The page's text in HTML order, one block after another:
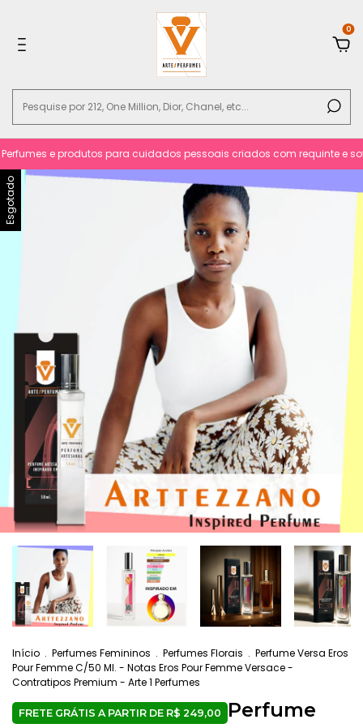
0
e produtos para cuidados pessoais criados com requinte e
Esgotado
Início . Perfumes Femininos . Perfumes Florais . Perfume Versa Eros
Pour Femme C/50 Ml. - Notas Eros Pour Femme Versace -
Contratipos Premium - Arte 1 Perfumes
Perfume